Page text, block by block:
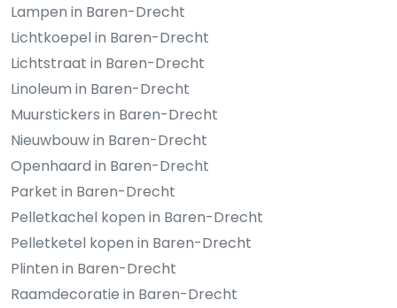
Lampen in Baren-Drecht
Lichtkoepel in Baren-Drecht
Lichtstraat in Baren-Drecht
Linoleum in Baren-Drecht
Muurstickers in Baren-Drecht
Nieuwbouw in Baren-Drecht
Openhaard in Baren-Drecht
Parket in Baren-Drecht
Pelletkachel kopen in Baren-Drecht
Pelletketel kopen in Baren-Drecht
Plinten in Baren-Drecht
Raamdecoratie in Baren-Drecht